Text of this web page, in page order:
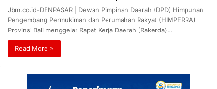
Jbm.co.id-DENPASAR | Dewan Pimpinan Daerah (DPD) Himpunan
Pengembang Permukiman dan Perumahan Rakyat (HIMPERRA)
Provinsi Bali menggelar Rapat Kerja Daerah (Rakerda)…
Read More »